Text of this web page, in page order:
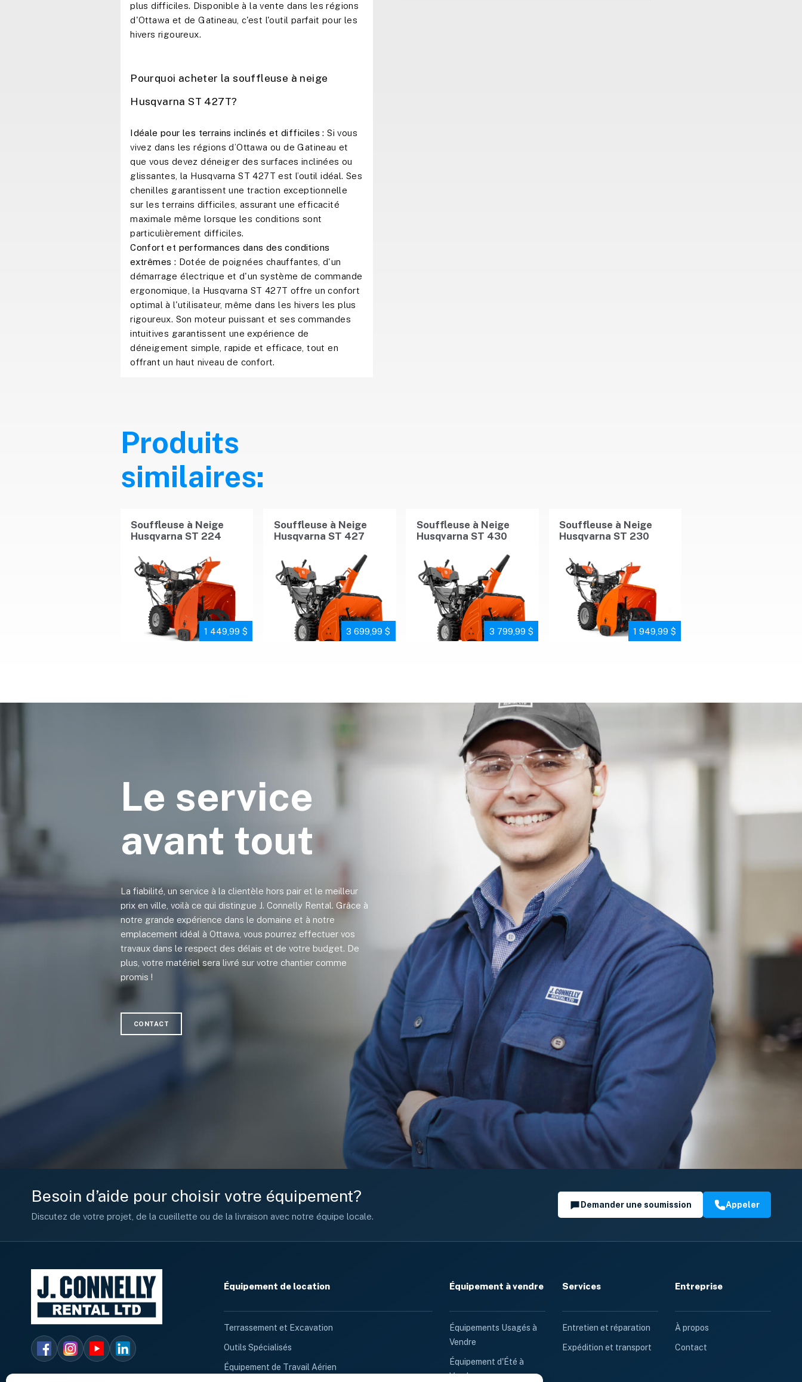
plus difficiles. Disponible à la vente dans les régions
d'Ottawa et de Gatineau, c'est l'outil parfait pour les
hivers rigoureux.
Pourquoi acheter la souffleuse à neige
Husqvarna ST 427T?
Idéale pour les terrains inclinés et difficiles : Si vous
vivez dans les régions d’Ottawa ou de Gatineau et
que vous devez déneiger des surfaces inclinées ou
glissantes, la Husqvarna ST 427T est l’outil idéal. Ses
chenilles garantissent une traction exceptionnelle
sur les terrains difficiles, assurant une efficacité
maximale même lorsque les conditions sont
particulièrement difficiles.
Confort et performances dans des conditions
extrêmes : Dotée de poignées chauffantes, d'un
démarrage électrique et d'un système de commande
ergonomique, la Husqvarna ST 427T offre un confort
optimal à l'utilisateur, même dans les hivers les plus
rigoureux. Son moteur puissant et ses commandes
intuitives garantissent une expérience de
déneigement simple, rapide et efficace, tout en
offrant un haut niveau de confort.
Produits
similaires:
Souffleuse à Neige
Husqvarna ST 224
1 449,99 $
Souffleuse à Neige
Husqvarna ST 427
3 699,99 $
Souffleuse à Neige
Husqvarna ST 430
3 799,99 $
Souffleuse à Neige
Husqvarna ST 230
1 949,99 $
Le service
avant tout
La fiabilité, un service à la clientèle hors pair et le meilleur
prix en ville, voilà ce qui distingue J. Connelly Rental. Grâce à
notre grande expérience dans le domaine et à notre
emplacement idéal à Ottawa, vous pourrez effectuer vos
travaux dans le respect des délais et de votre budget. De
plus, votre matériel sera livré sur votre chantier comme
promis !
CONTACT
Besoin d’aide pour choisir votre équipement?
Discutez de votre projet, de la cueillette ou de la livraison avec notre équipe locale.
Demander une soumission Appeler
Équipement de location
Terrassement et Excavation
Outils Spécialisés
Équipement de Travail Aérien
Équipement à vendre
Équipements Usagés à
Vendre
Équipement d'Été à
Vendre
Services
Entretien et réparation
Expédition et transport
Entreprise
À propos
Contact